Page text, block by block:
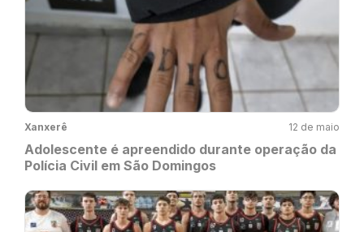
Xanxerê 12 de maio
Adolescente é apreendido durante operação da
Polícia Civil em São Domingos